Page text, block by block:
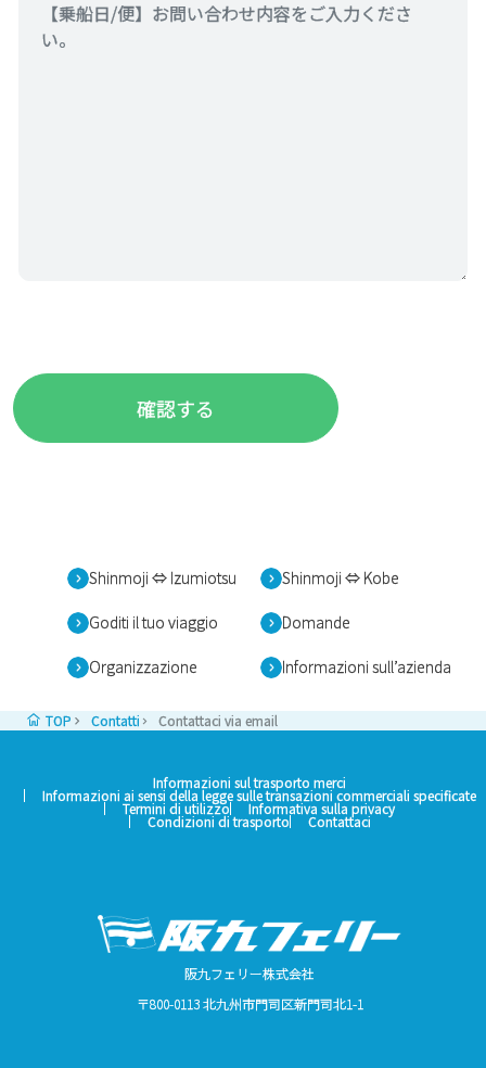
Shinmoji ⇔ Izumiotsu Shinmoji ⇔ Kobe
Goditi il tuo viaggio Domande
Organizzazione Informazioni sull’azienda
TOP Contatti Contattaci via email
Informazioni sul trasporto merci
Informazioni ai sensi della legge sulle transazioni commerciali specificate
Termini di utilizzo Informativa sulla privacy
Condizioni di trasporto Contattaci
阪九フェリー株式会社
〒800-0113 北九州市門司区新門司北1-1